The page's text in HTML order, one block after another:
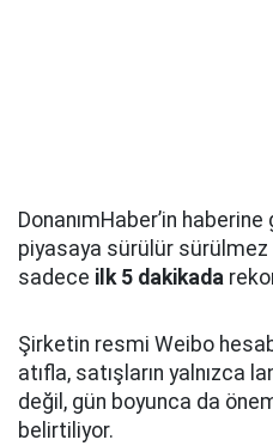
DonanımHaber’in
piyasaya sürülür
sadece ilk 5 dakikada
Şirketin resmi Weibo
atıfla, satışların yalnızca
değil, gün boyunca da
belirtiliyor.